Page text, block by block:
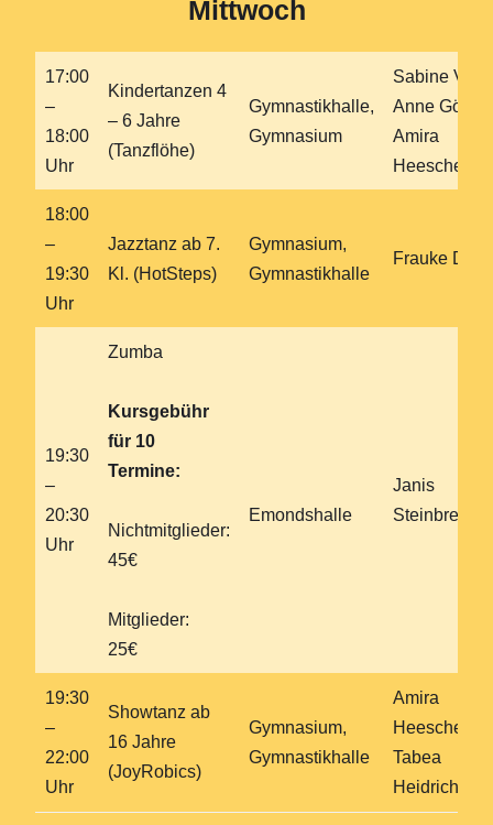
Mittwoch
17:00
–
18:00
Uhr
Kindertanzen 4
– 6 Jahre
(Tanzflöhe)
Gymnastikhalle,
Gymnasium
Sabine Veit,
Anne Göttel,
Amira
Heesche
18:00
–
19:30
Uhr
Jazztanz ab 7.
Kl. (HotSteps)
Gymnasium,
Gymnastikhalle
Frauke Dietz
19:30
–
20:30
Uhr
Zumba
Kursgebühr
für 10
Termine:
Nichtmitglieder:
45€
Mitglieder:
25€
Emondshalle
Janis
Steinbrecher
19:30
–
22:00
Uhr
Showtanz ab
16 Jahre
(JoyRobics)
Gymnasium,
Gymnastikhalle
Amira
Heesche,
Tabea
Heidrich